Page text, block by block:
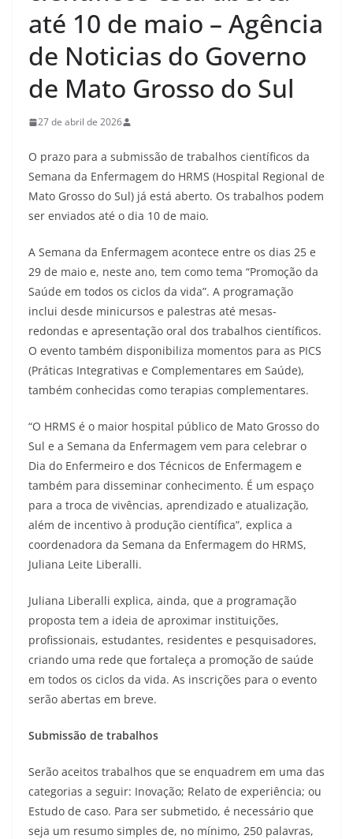
até 10 de maio – Agência
de Noticias do Governo
de Mato Grosso do Sul
27 de abril de 2026
O prazo para a submissão de trabalhos científicos da
Semana da Enfermagem do HRMS (Hospital Regional de
Mato Grosso do Sul) já está aberto. Os trabalhos podem
ser enviados até o dia 10 de maio.
A Semana da Enfermagem acontece entre os dias 25 e
29 de maio e, neste ano, tem como tema “Promoção da
Saúde em todos os ciclos da vida”. A programação
inclui desde minicursos e palestras até mesas-
redondas e apresentação oral dos trabalhos científicos.
O evento também disponibiliza momentos para as PICS
(Práticas Integrativas e Complementares em Saúde),
também conhecidas como terapias complementares.
“O HRMS é o maior hospital público de Mato Grosso do
Sul e a Semana da Enfermagem vem para celebrar o
Dia do Enfermeiro e dos Técnicos de Enfermagem e
também para disseminar conhecimento. É um espaço
para a troca de vivências, aprendizado e atualização,
além de incentivo à produção científica”, explica a
coordenadora da Semana da Enfermagem do HRMS,
Juliana Leite Liberalli.
Juliana Liberalli explica, ainda, que a programação
proposta tem a ideia de aproximar instituições,
profissionais, estudantes, residentes e pesquisadores,
criando uma rede que fortaleça a promoção de saúde
em todos os ciclos da vida. As inscrições para o evento
serão abertas em breve.
Submissão de trabalhos
Serão aceitos trabalhos que se enquadrem em uma das
categorias a seguir: Inovação; Relato de experiência; ou
Estudo de caso. Para ser submetido, é necessário que
seja um resumo simples de, no mínimo, 250 palavras,